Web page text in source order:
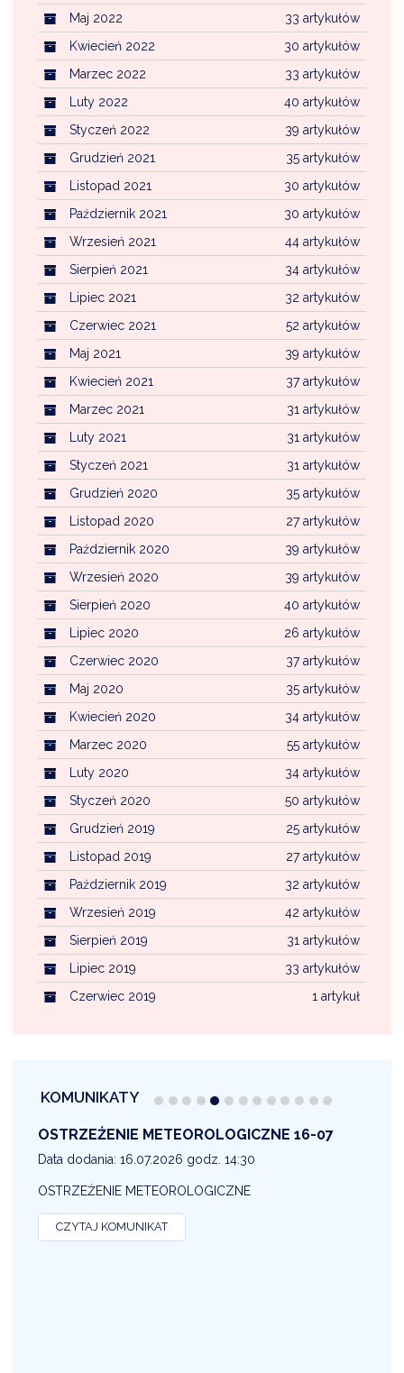
33 artykułów
Maj 2022
30 artykułów
Kwiecień 2022
33 artykułów
Marzec 2022
40 artykułów
Luty 2022
39 artykułów
Styczeń 2022
35 artykułów
Grudzień 2021
30 artykułów
Listopad 2021
30 artykułów
Październik 2021
44 artykułów
Wrzesień 2021
34 artykułów
Sierpień 2021
32 artykułów
Lipiec 2021
52 artykułów
Czerwiec 2021
39 artykułów
Maj 2021
37 artykułów
Kwiecień 2021
31 artykułów
Marzec 2021
31 artykułów
Luty 2021
31 artykułów
Styczeń 2021
35 artykułów
Grudzień 2020
27 artykułów
Listopad 2020
39 artykułów
Październik 2020
39 artykułów
Wrzesień 2020
40 artykułów
Sierpień 2020
26 artykułów
Lipiec 2020
37 artykułów
Czerwiec 2020
35 artykułów
Maj 2020
34 artykułów
Kwiecień 2020
55 artykułów
Marzec 2020
34 artykułów
Luty 2020
50 artykułów
Styczeń 2020
25 artykułów
Grudzień 2019
27 artykułów
Listopad 2019
32 artykułów
Październik 2019
42 artykułów
Wrzesień 2019
31 artykułów
Sierpień 2019
33 artykułów
Lipiec 2019
1 artykuł
Czerwiec 2019
KOMUNIKATY
OSTRZEŻENIE METEOROLOGICZNE 16-07
Data dodania: 16.07.2026 godz. 14:30
OSTRZEŻENIE METEOROLOGICZNE
CZYTAJ KOMUNIKAT